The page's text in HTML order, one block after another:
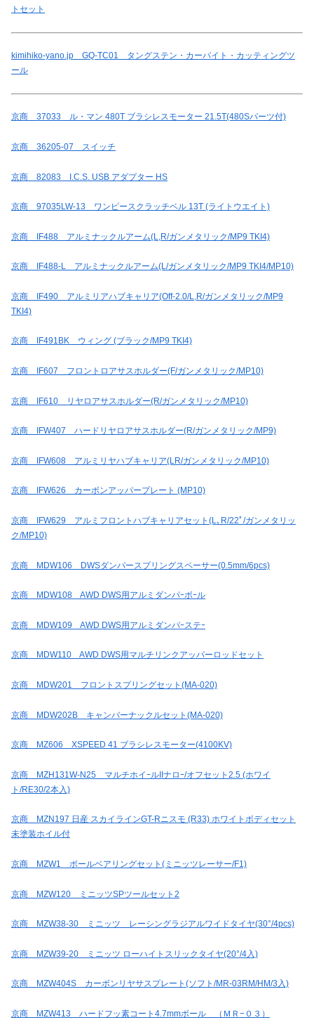
トセット
kimihiko-yano.jp GQ-TC01 タングステン・カーバイト・カッティングツ
ール
京商 37033 ル・マン 480T ブラシレスモーター 21.5T(480Sパーツ付)
京商 36205-07 スイッチ
京商 82083 I.C.S. USB アダプター HS
京商 97035LW-13 ワンピースクラッチベル 13T (ライトウエイト)
京商 IF488 アルミナックルアーム(L,R/ガンメタリック/MP9 TKI4)
京商 IF488-L アルミナックルアーム(L/ガンメタリック/MP9 TKI4/MP10)
京商 IF490 アルミリアハブキャリア(Off-2.0/L,R/ガンメタリック/MP9
TKI4)
京商 IF491BK ウィング (ブラック/MP9 TKI4)
京商 IF607 フロントロアサスホルダー(F/ガンメタリック/MP10)
京商 IF610 リヤロアサスホルダー(R/ガンメタリック/MP10)
京商 IFW407 ハードリヤロアサスホルダー(R/ガンメタリック/MP9)
京商 IFW608 アルミリヤハブキャリア(LR/ガンメタリック/MP10)
京商 IFW626 カーボンアッパープレート (MP10)
京商 IFW629 アルミフロントハブキャリアセット(L､R/22ﾟ/ガンメタリッ
ク/MP10)
京商 MDW106 DWSダンパースプリングスペーサー(0.5mm/6pcs)
京商 MDW108 AWD DWS用アルミダンパｰボｰル
京商 MDW109 AWD DWS用アルミダンパｰステｰ
京商 MDW110 AWD DWS用マルチリンクアッパーロッドセット
京商 MDW201 フロントスプリングセット(MA-020)
京商 MDW202B キャンバーナックルセット(MA-020)
京商 MZ606 XSPEED 41 ブラシレスモーター(4100KV)
京商 MZH131W-N25 マルチホイｰルIIナロｰ/オフセット2.5 (ホワイ
ト/RE30/2本入)
京商 MZN197 日産 スカイラインGT-Rニスモ (R33) ホワイトボディセット
未塗装ホイル付
京商 MZW1 ボールベアリングセット(ミニッツレーサー/F1)
京商 MZW120 ミニッツSPツールセット2
京商 MZW38-30 ミニッツ レーシングラジアルワイドタイヤ(30°/4pcs)
京商 MZW39-20 ミニッツ ローハイトスリックタイヤ(20°/4入)
京商 MZW404S カーボンリヤサスプレート(ソフト/MR-03RM/HM/3入)
京商 MZW413 ハードフッ素コート4.7mmボール （ＭＲ−０３）